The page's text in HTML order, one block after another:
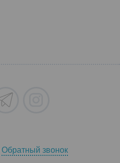
Обратный звонок